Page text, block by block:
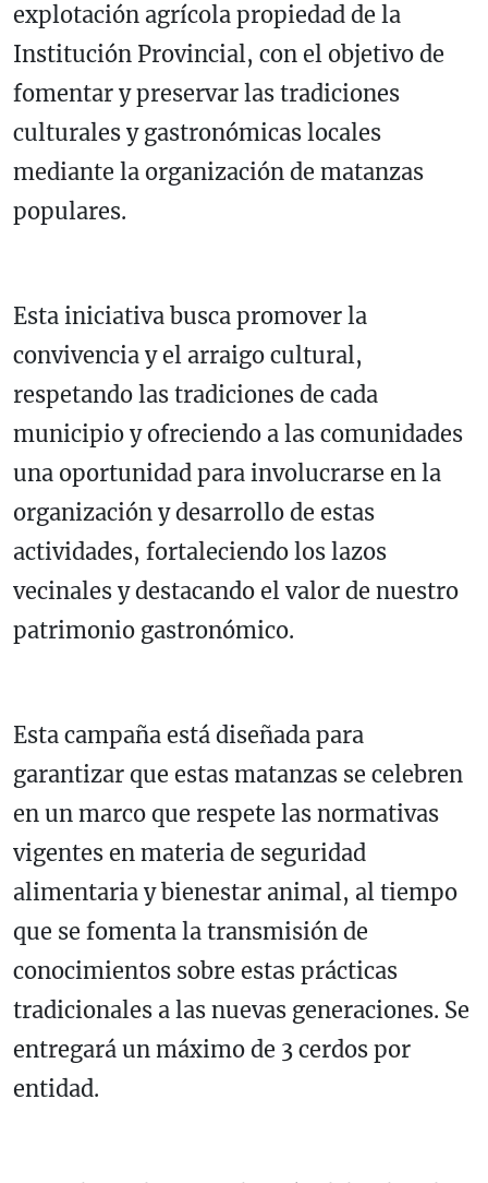
explotación agrícola propiedad de la
Institución Provincial, con el objetivo de
fomentar y preservar las tradiciones
culturales y gastronómicas locales
mediante la organización de matanzas
populares.
Esta iniciativa busca promover la
convivencia y el arraigo cultural,
respetando las tradiciones de cada
municipio y ofreciendo a las comunidades
una oportunidad para involucrarse en la
organización y desarrollo de estas
actividades, fortaleciendo los lazos
vecinales y destacando el valor de nuestro
patrimonio gastronómico.
Esta campaña está diseñada para
garantizar que estas matanzas se celebren
en un marco que respete las normativas
vigentes en materia de seguridad
alimentaria y bienestar animal, al tiempo
que se fomenta la transmisión de
conocimientos sobre estas prácticas
tradicionales a las nuevas generaciones. Se
entregará un máximo de 3 cerdos por
entidad.